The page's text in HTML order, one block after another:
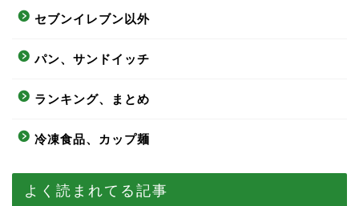
セブンイレブン以外
パン、サンドイッチ
ランキング、まとめ
冷凍食品、カップ麺
よく読まれてる記事